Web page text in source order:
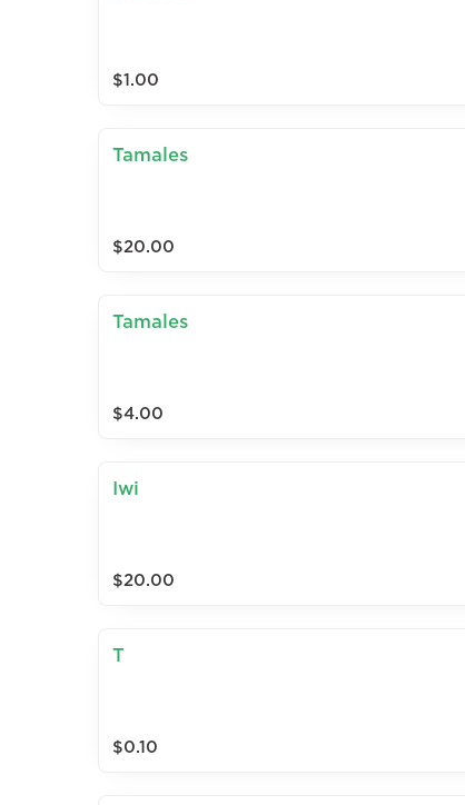
$1.00
Tamales
$20.00
Tamales
$4.00
Iwi
$20.00
T
$0.10